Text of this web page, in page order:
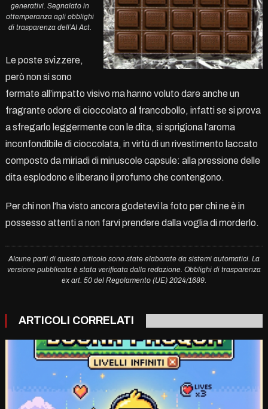
generativi. Segnalato in
ottemperanza agli obblighi
di trasparenza dell’AI Act.
Le poste svizzere,
però non si sono
fermate all’impatto visivo ma hanno voluto dare anche un
fragrante odore di cioccolato al francobollo, infatti se si prova
a sfregarlo leggermente con le dita, si sprigiona l’aroma
inconfondibile di cioccolata, in virtù di un rivestimento laccato
composto da miriadi di minuscole capsule: alla pressione delle
dita esplodono e liberano il profumo che contengono.
Per chi non l’ha visto ancora godetevi la foto per chi ne è in
possesso attenti a non farvi prendere dalla voglia di morderlo.
Alcune parti di questo articolo sono state elaborate da sistemi automatici. La
versione pubblicata è stata verificata dalla redazione. Obblighi di trasparenza
ex art. 50 del Regolamento (UE) 2024/1689.
ARTICOLI CORRELATI